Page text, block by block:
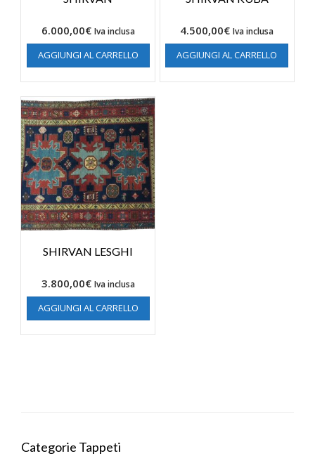
6.000,00€ Iva inclusa
AGGIUNGI AL CARRELLO
4.500,00€ Iva inclusa
AGGIUNGI AL CARRELLO
SHIRVAN LESGHI
3.800,00€ Iva inclusa
AGGIUNGI AL CARRELLO
Categorie Tappeti